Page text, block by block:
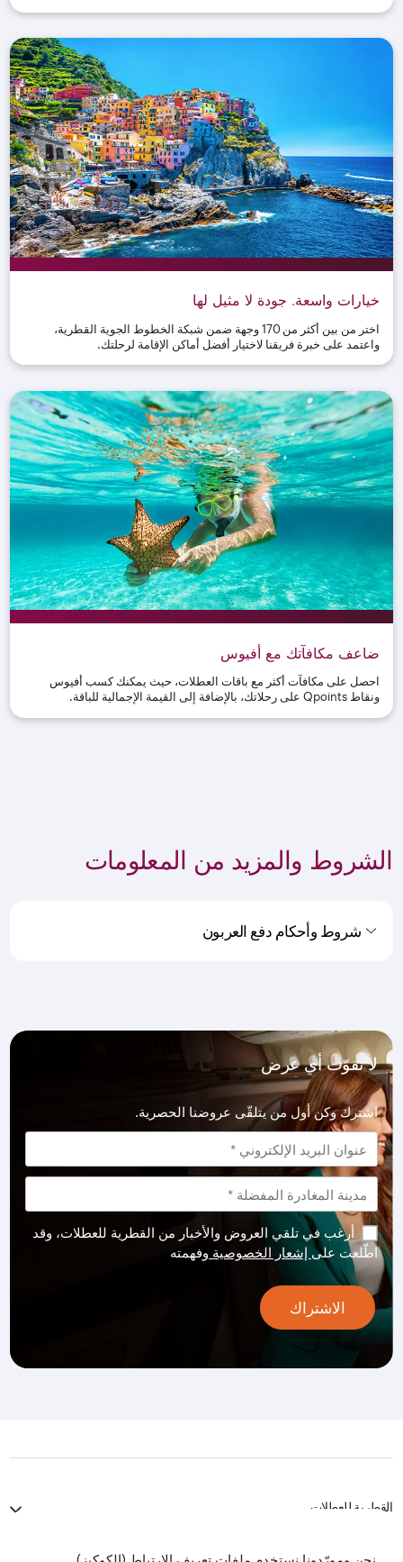
خيارات واسعة. جودة لا مثيل لها
اختر من بين أكثر من 170 وجهة ضمن شبكة الخطوط الجوية القطرية،
واعتمد على خبرة فريقنا لاختيار أفضل أماكن الإقامة لرحلتك.
ضاعف مكافآتك مع أفيوس
احصل على مكافآت أكثر مع باقات العطلات، حيث يمكنك كسب أفيوس
ونقاط Qpoints على رحلاتك، بالإضافة إلى القيمة الإجمالية للباقة.
الشروط والمزيد من المعلومات
شروط وأحكام دفع العربون
لا تفوّت أي عرض
اشترك وكن أول من يتلقّى عروضنا الحصرية.
أرغب في تلقي العروض والأخبار من القطرية للعطلات، وقد
اطّلعت على إشعار الخصوصية وفهمته
الاشتراك
القطرية للعطلات
الخطوط الجوية القطرية